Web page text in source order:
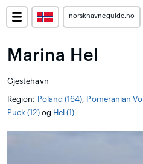
norskhavneguide.no
Marina Hel
Gjestehavn
Region: Poland (164), Pomeranian
Puck (12)og Hel (1)